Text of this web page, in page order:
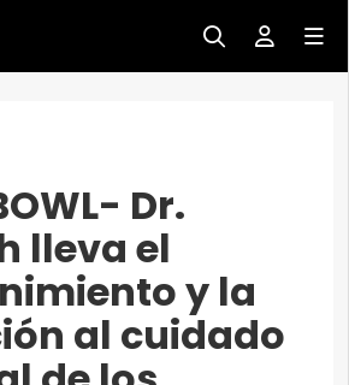
Dr.
lleva el
y la
al cuidado